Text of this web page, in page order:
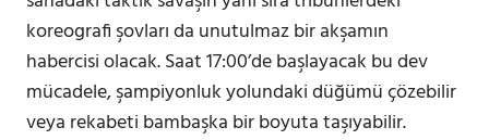
koreografi şovları da unutulmaz bir akşamın
habercisi olacak. Saat 17:00’de başlayacak bu dev
mücadele, şampiyonluk yolundaki düğümü çözebilir
veya rekabeti bambaşka bir boyuta taşıyabilir.